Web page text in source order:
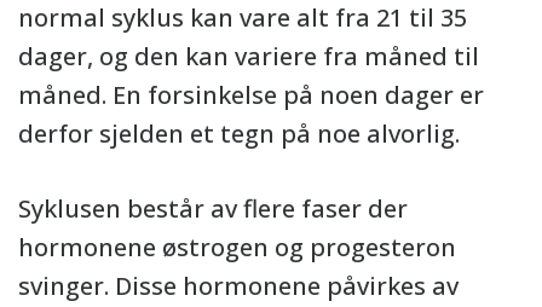
normal syklus kan vare alt fra 21 til 35
dager, og den kan variere fra måned til
måned. En forsinkelse på noen dager er
derfor sjelden et tegn på noe alvorlig.
Syklusen består av flere faser der
hormonene østrogen og progesteron
svinger. Disse hormonene påvirkes av